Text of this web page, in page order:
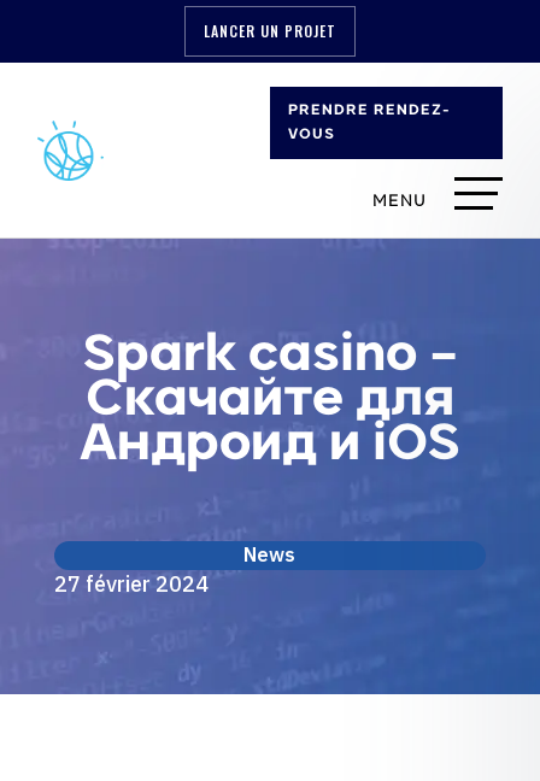
LANCER UN PROJET
PRENDRE RENDEZ-
VOUS
Spark casino –
Скачайте для
Андроид и iOS
News
27 février 2024